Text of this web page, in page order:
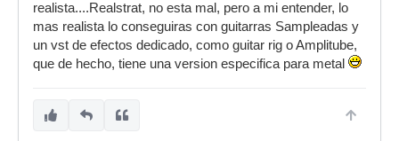
realista....Realstrat, no esta mal, pero a mi entender, lo
mas realista lo conseguiras con guitarras Sampleadas y
un vst de efectos dedicado, como guitar rig o Amplitube,
que de hecho, tiene una version especifica para metal